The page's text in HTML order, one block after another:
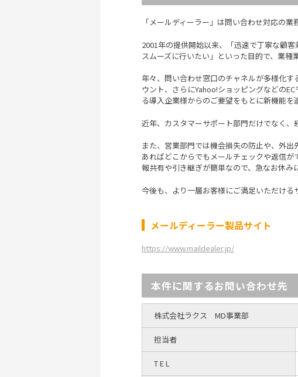
「メールディーラー」は問い合わせ対応の
2001年の提供開始以来、「迅速で丁寧な顧
スムーズに行いたい」といった目的で、業種
年々、問い合わせ窓口のチャネルが多様化す
ウント、さらにYahoo!ショッピングなどの
る導入企業様からのご要望をもとに新機能を
近年、カスタマーサポート部門だけでなく、
また、営業部門では機会損失の防止や、外
あればどこからでもメールチェックや返信
報共有や引き継ぎが簡単なので、急なお休み
今後も、より一層お客様にご満足いただける
メールディーラー製品サイト
https://www.maildealer.jp/
本件に関するお問い合わせ先
株式会社ラクス MD事業部
担当者
T E L